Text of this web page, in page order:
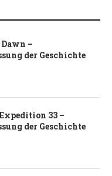
–
der Geschichte
33 –
der Geschichte